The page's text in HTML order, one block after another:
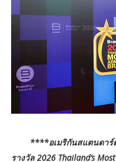
****อเมริกันสแตนดาร์
รางวัล 2026 Thailand’s